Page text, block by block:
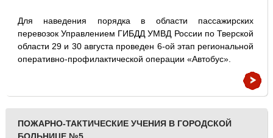
Для наведения порядка в области пассажирских
перевозок Управлением ГИБДД УМВД России по Тверской
области 29 и 30 августа проведен 6-ой этап региональной
оперативно-профилактической операции «Автобус».
ПОЖАРНО-ТАКТИЧЕСКИЕ УЧЕНИЯ В ГОРОДСКОЙ